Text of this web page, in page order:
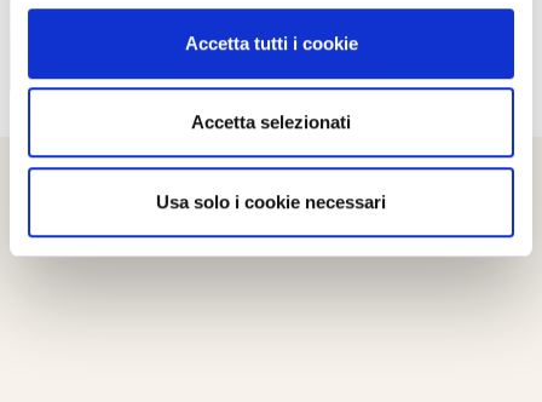
Accetta tutti i cookie
Accetta selezionati
Usa solo i cookie necessari